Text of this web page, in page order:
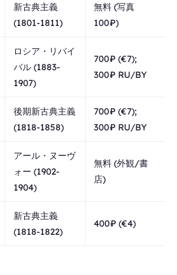
新古典主義
(1801-1811)
無料 (写真
100₽)
ロシア・リバイ
バル (1883-
1907)
700₽ (€7);
300₽ RU/BY
後期新古典主義
(1818-1858)
700₽ (€7);
300₽ RU/BY
アール・ヌーヴ
ォー (1902-
1904)
無料 (外観/書
店)
新古典主義
(1818-1822)
400₽ (€4)